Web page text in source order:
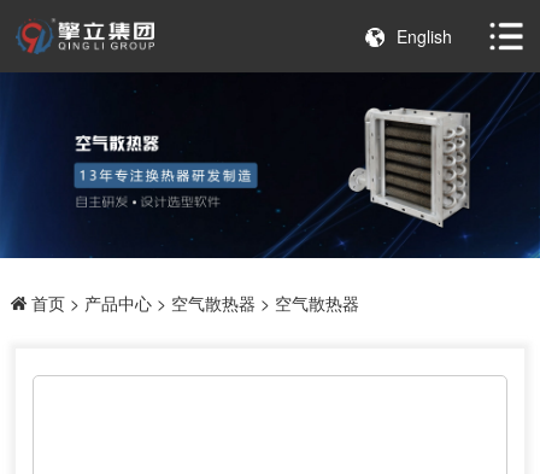
English
首页> 产品中心> 空气散热器 > 空气散热器